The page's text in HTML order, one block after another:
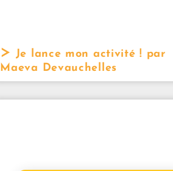
Je lance mon activité ! par
Maeva Devauchelles